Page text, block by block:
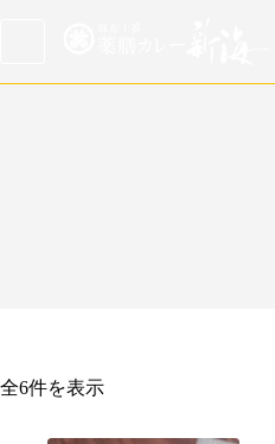
全6件を表示